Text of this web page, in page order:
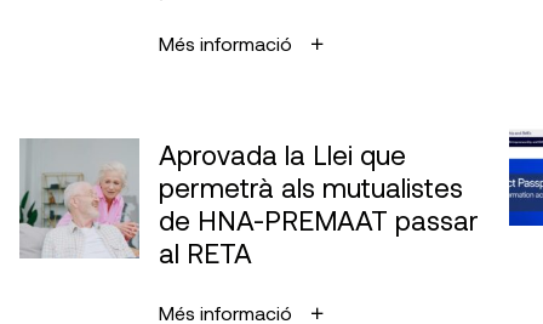
Més informació
Aprovada la Llei que
permetrà als mutualistes
de HNA-PREMAAT passar
al RETA
Més informació